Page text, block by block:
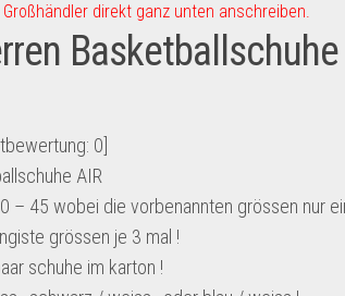
Großhändler direkt ganz unten anschreiben.
0
AIR
– 45 wobei die vorbenannten grössen nur
grössen je 3 mal !
schuhe im karton !